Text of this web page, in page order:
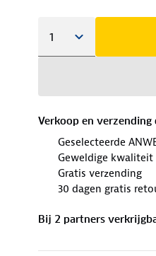
Verkoop en verzending
Geselecteerde
Geweldige kwaliteit
Gratis verzending
30 dagen gratis
Bij 2 partners